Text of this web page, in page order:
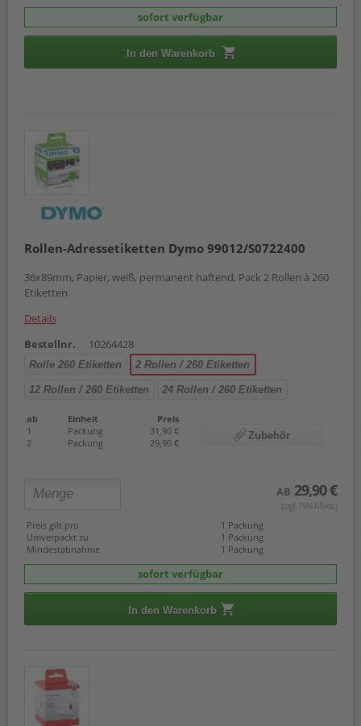
sofort verfügbar
In den Warenkorb
Rollen-Adressetiketten Dymo 99012/S0722400
36x89mm, Papier, weiß, permanent haftend, Pack 2 Rollen à 260
Etiketten
Details
Bestellnr.
10264428
Rolle 260 Etiketten 2 Rollen / 260 Etiketten
12 Rollen / 260 Etiketten 24 Rollen / 260 Etiketten
ab Einheit
Preis
1
Packung
31,90 €
2
Packung 29,90 €
Zubehör
AB 29,90 €
(zzgl. 19% Mwst.)
Preis gilt pro
1 Packung
Umverpackt zu
1 Packung
Mindestabnahme
1 Packung
sofort verfügbar
In den Warenkorb